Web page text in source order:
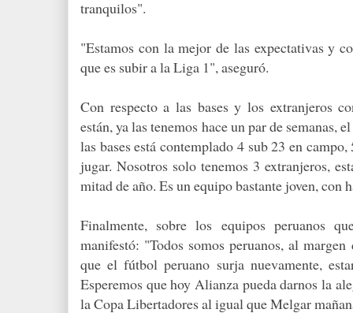
tranquilos".
"Estamos con la mejor de las expectativas y
que es subir a la Liga 1", aseguró.
Con respecto a las bases y los extranjeros
están, ya las tenemos hace un par de semanas,
las bases está contemplado 4 sub 23 en
jugar. Nosotros solo tenemos 3 extranjeros,
mitad de año. Es un equipo bastante joven, con
Finalmente, sobre los equipos peruanos
manifestó: "Todos somos peruanos, al
que el fútbol peruano surja nuevamente,
Esperemos que hoy Alianza pueda darnos la
la Copa Libertadores al igual que Melgar